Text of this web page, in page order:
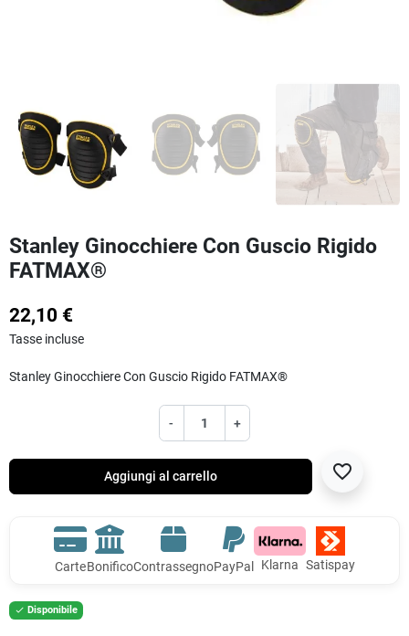
Stanley Ginocchiere Con Guscio Rigido
FATMAX®
22,10 €
Tasse incluse
Stanley Ginocchiere Con Guscio Rigido FATMAX®
- +
Aggiungi al carrello favorite_border
CarteBonificoContrassegnoPayPal Klarna Satispay
 Disponibile